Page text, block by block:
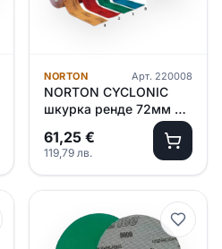
NORTON Арт. 220008
NORTON CYCLONIC
шкурка ренде 72мм х
12м P 80-100 – син
61,25 €
119,79 лв.